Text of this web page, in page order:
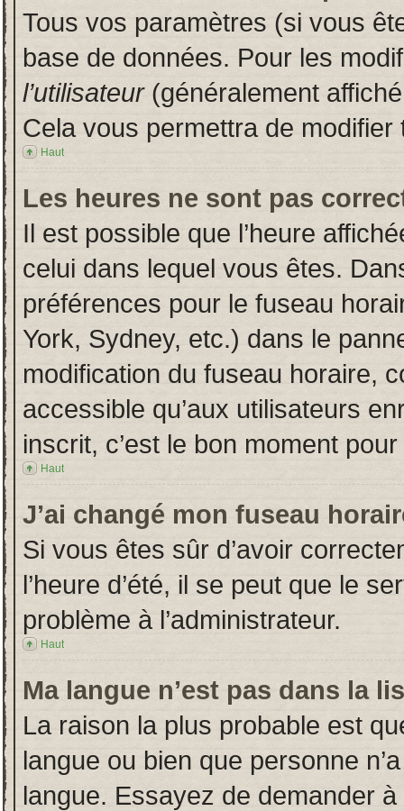
Tous vos paramètres (si vous
base de données. Pour les
l’utilisateur(généralement
Cela vous permettra de
Haut
Les heures ne sont pas
Il est possible que l’heure
celui dans lequel vous êtes.
préférences pour le fuseau
York, Sydney, etc.) dans le
modification du fuseau horaire,
accessible qu’aux utilisateurs
inscrit, c’est le bon moment
Haut
J’ai changé mon fuseau
Si vous êtes sûr d’avoir
l’heure d’été, il se peut que le
problème à l’administrateur.
Haut
Ma langue n’est pas dans la
La raison la plus probable est
langue ou bien que personne
langue. Essayez de demander à